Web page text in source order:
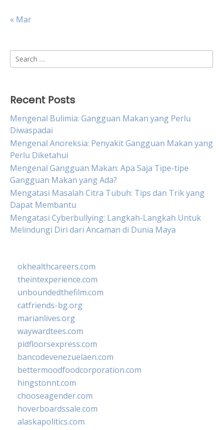
« Mar
Search
for:
Recent Posts
Mengenal Bulimia: Gangguan Makan yang Perlu
Diwaspadai
Mengenal Anoreksia: Penyakit Gangguan Makan yang
Perlu Diketahui
Mengenal Gangguan Makan: Apa Saja Tipe-tipe
Gangguan Makan yang Ada?
Mengatasi Masalah Citra Tubuh: Tips dan Trik yang
Dapat Membantu
Mengatasi Cyberbullying: Langkah-Langkah Untuk
Melindungi Diri dari Ancaman di Dunia Maya
okhealthcareers.com
theintexperience.com
unboundedthefilm.com
catfriends-bg.org
marianlives.org
waywardtees.com
pidfloorsexpress.com
bancodevenezuelaen.com
bettermoodfoodcorporation.com
hingstonnt.com
chooseagender.com
hoverboardssale.com
alaskapolitics.com